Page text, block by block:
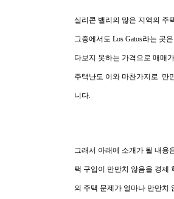
실리콘 밸리의 많은 지역의 주
그중에서도 Los Gatos라는 곳
다보지 못하는 가격으로 매매
주택난도 이와 마찬가지로 만
니다.
그래서 아래에 소개가 될 내용
택 구입이 만만치 않음을 경제
의 주택 문제가 얼마나 만만치